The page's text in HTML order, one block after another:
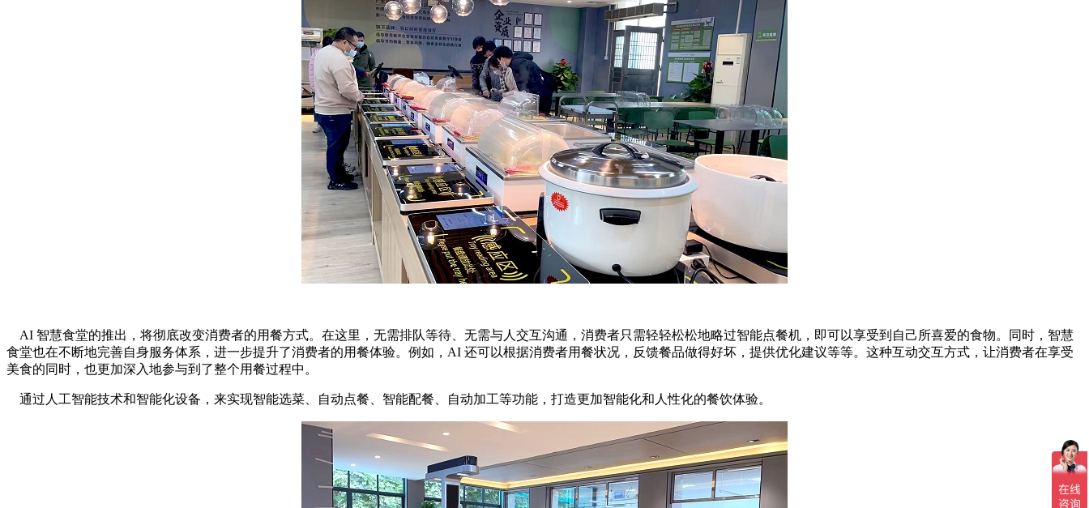
AI 智慧食堂的推出，将彻底改变消费者的用餐方式。在这里，无需排队等待、无需与人交互沟通，消费者只需轻轻松松地略过智能点餐机，即可以享受到自己所喜爱的食物。同时，智慧
食堂也在不断地完善自身服务体系，进一步提升了消费者的用餐体验。例如，AI 还可以根据消费者用餐状况，反馈餐品做得好坏，提供优化建议等等。这种互动交互方式，让消费者在享受
美食的同时，也更加深入地参与到了整个用餐过程中。
通过人工智能技术和智能化设备，来实现智能选菜、自动点餐、智能配餐、自动加工等功能，打造更加智能化和人性化的餐饮体验。